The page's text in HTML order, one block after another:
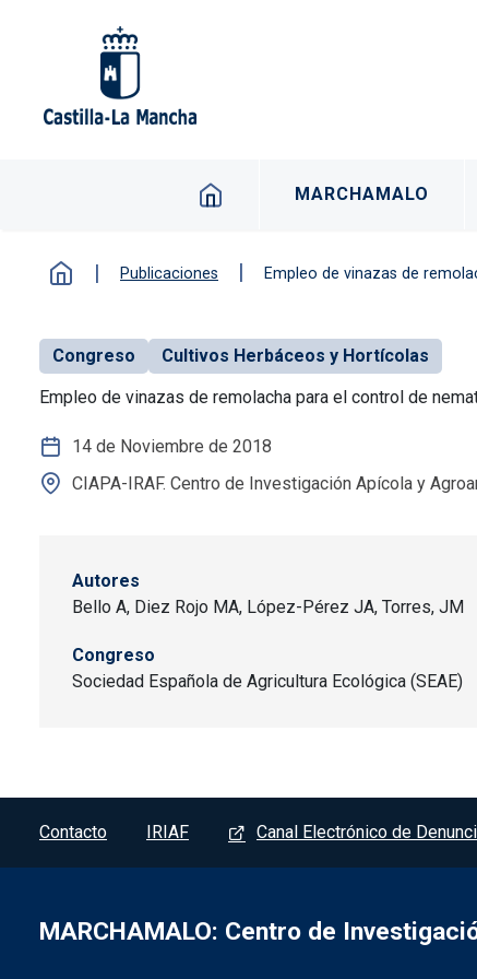
NavegacionMARCHAMALO
Publicaciones Empleo de vinazas de
Congreso
Cultivos Herbáceos y Hortícolas
Empleo de vinazas de remolacha para el control de
14 de Noviembre de 2018
CIAPA-IRAF. Centro de Investigación Apícola y
Autores
Bello A, Diez Rojo MA, López-Pérez JA, Torres, JM
Congreso
Sociedad Española de Agricultura Ecológica (SEAE)
Pie de página - Marchamalo
Contacto IRIAF Canal Electrónico de
MARCHAMALO: Centro de